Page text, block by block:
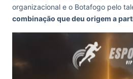
organizacional e o Botafogo pelo
combinação que deu origem a